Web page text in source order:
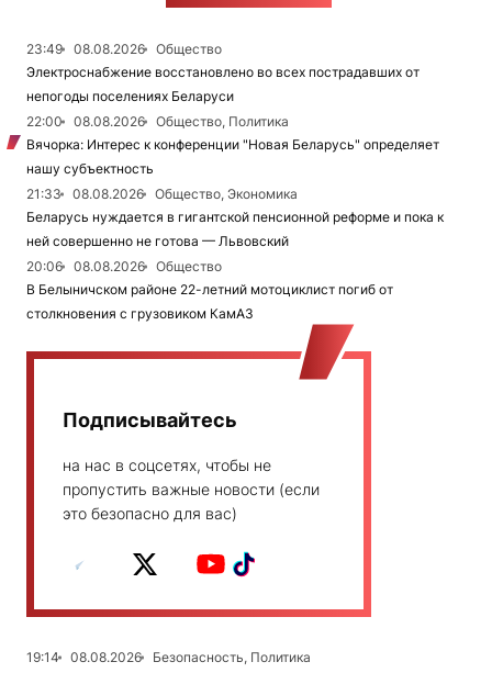
23:49 08.08.2026
Общество
Электроснабжение восстановлено во всех пострадавших от
непогоды поселениях Беларуси
22:00
08.08.2026
Общество, Политика
Вячорка: Интерес к конференции "Новая Беларусь" определяет
нашу субъектность
21:33
08.08.2026
Общество, Экономика
Беларусь нуждается в гигантской пенсионной реформе и пока к
ней совершенно не готова — Львовский
20:06
08.08.2026
Общество
В Белыничском районе 22-летний мотоциклист погиб от
столкновения с грузовиком КамАЗ
Подписывайтесь
на нас в соцсетях, чтобы не
пропустить важные новости (если
это безопасно для вас)
19:14 08.08.2026
Безопасность, Политика